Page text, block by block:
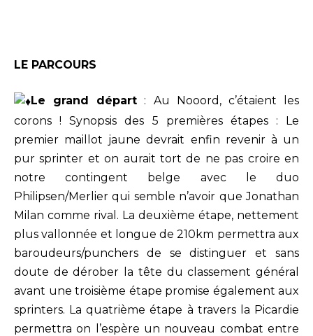
LE PARCOURS
Le grand départ : Au Nooord, c’étaient les
corons ! Synopsis des 5 premières étapes : Le
premier maillot jaune devrait enfin revenir à un
pur sprinter et on aurait tort de ne pas croire en
notre contingent belge avec le duo
Philipsen/Merlier qui semble n’avoir que Jonathan
Milan comme rival. La deuxième étape, nettement
plus vallonnée et longue de 210km permettra aux
baroudeurs/punchers de se distinguer et sans
doute de dérober la tête du classement général
avant une troisième étape promise également aux
sprinters. La quatrième étape à travers la Picardie
permettra on l’espère un nouveau combat entre